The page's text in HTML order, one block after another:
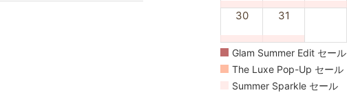
30 31
Glam Summer Edit セール
The Luxe Pop-Up セール
Summer Sparkle セール